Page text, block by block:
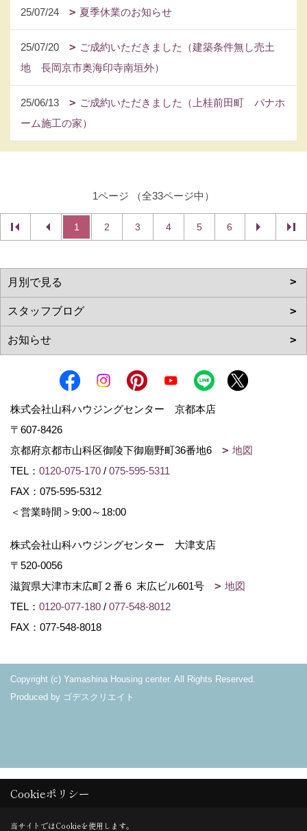
25/07/24 夏季休業のお知らせ
25/07/20
ご成約いただきました（建築条件無し売土
地 長岡京市奥海印寺南垣外）
25/06/13
ご成約いただきました（上桂前田町 パナホ
ーム施工の家）
1ページ （全33ページ中）
1 2 3 4 5 6
株式会社山科ハウジングセンター 京都本店
〒607-8426
京都府京都市山科区御陵下御廟野町36番地6
地図
TEL： 0120-075-170 / 075-595-5311
FAX：075-595-5312
＜営業時間＞9:00～18:00
株式会社山科ハウジングセンター 大津支店
〒520-0056
滋賀県大津市末広町２番６ 末広ビル601号
地図
TEL： 0120-077-180 / 077-548-8012
FAX：077-548-8018
Copyright (c) Yamashina Housing center. All Rights Reserved.
Produced by ゴデスクリエイト
Cookieポリシー
当サイトではCookieを使用します。